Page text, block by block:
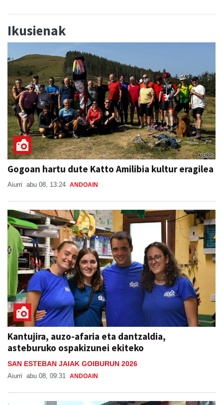
Ikusienak
Gogoan hartu dute Katto Amilibia kultur eragilea
Aiurri abu 08, 13:24 ANDOAIN
Kantujira, auzo-afaria eta dantzaldia,
asteburuko ospakizunei ekiteko
SAN ESTEBAN JAIAK GOIBURUN 2026
Aiurri abu 08, 09:31 ANDOAIN